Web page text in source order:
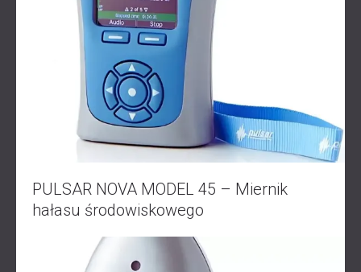
IZOLACJA AKUSTYCZNA I PANELE
AKUSTYCZNE DLA RESTAURACJI I
KLUBÓW
IZOLACJA AKUSTYCZNA I ROZWIĄZANIA
AKUSTYCZNE DLA HOTELI
IZOLACJA AKUSTYCZNA I PANELE
AKUSTYCZNE DO HAL I TEATRÓW
ROZWIĄZANIA DŹWIĘKOSZCZELNE I
AKUSTYCZNE DLA POWIERZCHNI
HANDLOWYCH
WYCISZANIE I AKUSTYKA W OBIEKTACH
EDUKACYJNYCH
PANELE DŹWIĘKOCHŁONNE I
ROMÂNIA (RO)
FINLAND (FI)
РОССИЯ (RU)
USA (US)
SOUTH AFRICA (ZA)
PULSAR NOVA MODEL 45 – Miernik
hałasu środowiskowego